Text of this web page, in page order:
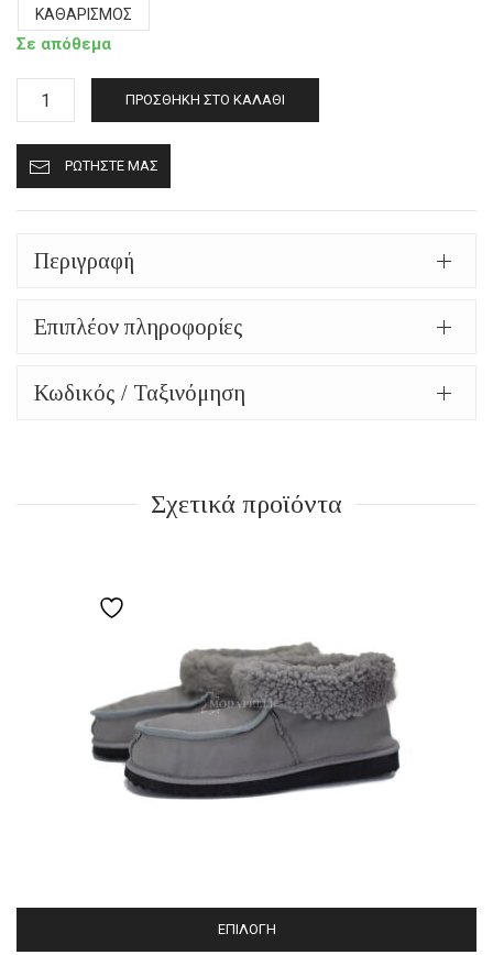
ΚΑΘΑΡΙΣΜΌΣ
Σε απόθεμα
Γούνινες
παντόφλες
mp125
(φούξια)
ποσότητα
ΠΡΟΣΘΉΚΗ ΣΤΟ ΚΑΛΆΘΙ
ΡΩΤΉΣΤΕ ΜΑΣ
Περιγραφή
Επιπλέον πληροφορίες
Κωδικός / Ταξινόμηση
Σχετικά προϊόντα
ΕΠΙΛΟΓΉ